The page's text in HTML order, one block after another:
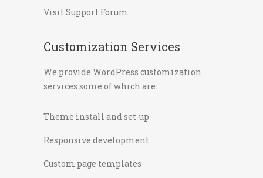
Visit Support Forum
Customization Services
We provide WordPress customization
services some of which are:
Theme install and set-up
Responsive development
Custom page templates